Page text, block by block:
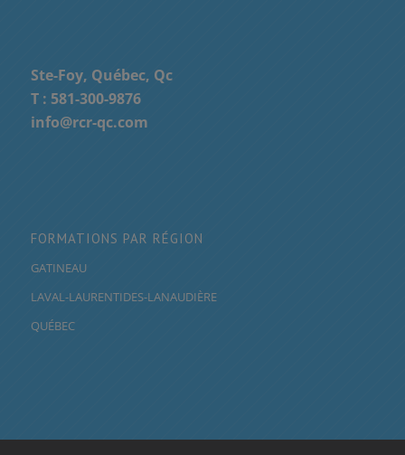
Ste-Foy, Québec, Qc
T : 581-300-9876
info@rcr-qc.com
FORMATIONS PAR RÉGION
GATINEAU
LAVAL-LAURENTIDES-LANAUDIÈRE
QUÉBEC